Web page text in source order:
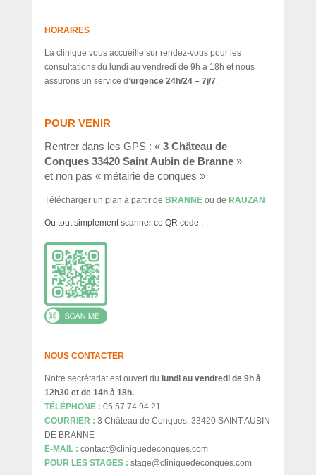
HORAIRES
La clinique vous accueille sur rendez-vous pour les
consultations du lundi au vendredi de 9h à 18h et nous
assurons un service d’urgence 24h/24 – 7j/7.
POUR VENIR
Rentrer dans les GPS : « 3 Château de
Conques 33420 Saint Aubin de Branne»
et non pas « métairie de conques »
Télécharger un plan à partir de BRANNEou de RAUZAN
Ou tout simplement scanner ce QR code :
NOUS CONTACTER
Notre secrétariat est ouvert du lundi au vendredi de 9h à
12h30 et de 14h à 18h.
TÉLÉPHONE : 05 57 74 94 21
COURRIER : 3 Château de Conques, 33420 SAINT AUBIN
DE BRANNE
E-MAIL : contact@cliniquedeconques.com
POUR LES STAGES : stage@cliniquedeconques.com